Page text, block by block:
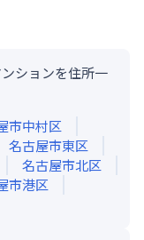
ションを住所一
市中村区
名古屋市東区
名古屋市北区
市港区